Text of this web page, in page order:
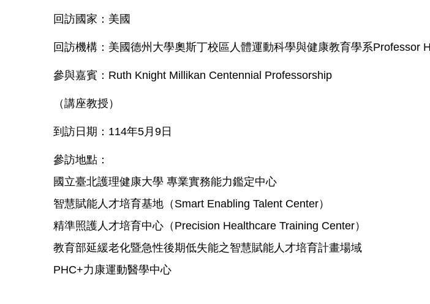
回訪國家：美國
回訪機構：美國德州大學奧斯丁校區人體運動科學與健康教育學系Professor
參與嘉賓：Ruth Knight Millikan Centennial Professorship
（講座教授）
到訪日期：114年5月9日
參訪地點：
國立臺北護理健康大學 專業實務能力鑑定中心
智慧賦能人才培育基地（Smart Enabling Talent Center）
精準照護人才培育中心（Precision Healthcare Training Center）
教育部延緩老化暨急性後期低失能之智慧賦能人才培育計畫場域
PHC+力康運動醫學中心